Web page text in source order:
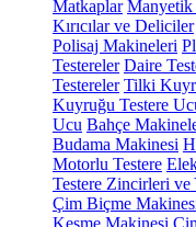
Matkaplar
Kırıcılar ve Deliciler
Polisaj Makineleri
Testereler Daire
Testereler Tilki
Kuyruğu Testere
Ucu Bahçe
Budama Makinesi
Motorlu Testere
Testere Zincirleri ve
Çim Biçme
Kesme Makinesi